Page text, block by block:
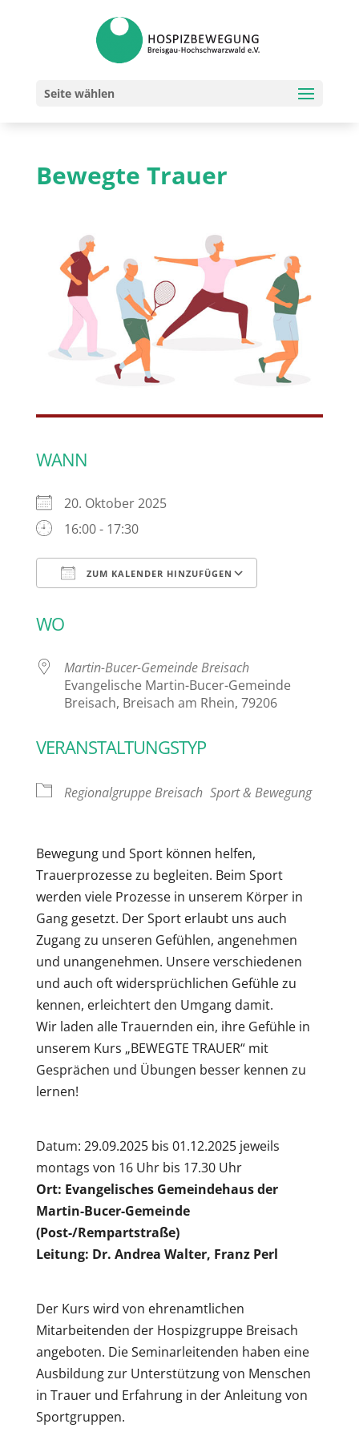
Seite wählen
Bewegte Trauer
WANN
20. Oktober 2025
16:00 - 17:30
ZUM KALENDER HINZUFÜGEN
WO
Martin-Bucer-Gemeinde Breisach
Evangelische Martin-Bucer-Gemeinde
Breisach, Breisach am Rhein, 79206
VERANSTALTUNGSTYP
Regionalgruppe Breisach Sport & Bewegung
Bewegung und Sport können helfen,
Trauerprozesse zu begleiten. Beim Sport
werden viele Prozesse in unserem Körper in
Gang gesetzt. Der Sport erlaubt uns auch
Zugang zu unseren Gefühlen, angenehmen
und unangenehmen. Unsere verschiedenen
und auch oft widersprüchlichen Gefühle zu
kennen, erleichtert den Umgang damit.
Wir laden alle Trauernden ein, ihre Gefühle in
unserem Kurs „BEWEGTE TRAUER“ mit
Gesprächen und Übungen besser kennen zu
lernen!
Datum: 29.09.2025 bis 01.12.2025 jeweils
montags von 16 Uhr bis 17.30 Uhr
Ort: Evangelisches Gemeindehaus der
Martin-Bucer-Gemeinde
(Post-/Rempartstraße)
Leitung: Dr. Andrea Walter, Franz Perl
Der Kurs wird von ehrenamtlichen
Mitarbeitenden der Hospizgruppe Breisach
angeboten. Die Seminarleitenden haben eine
Ausbildung zur Unterstützung von Menschen
in Trauer und Erfahrung in der Anleitung von
Sportgruppen.